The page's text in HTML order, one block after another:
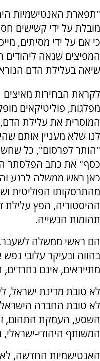
"תפארת האנטישמיות
מובלת על ידי קשישים
כי אם על ידי מסיתים,
המפיצים שנאה ליהודים
שיאה בעלילת הדם
לקראת הבחירות
מפלגות, פוליטיקאים
המוסרית את עלילת
לנו שלא מעניין אותם
"הותר לפרסום", כל
כסף" את כתב הפלסתר
כאן ראש ממשלה לרגע
מהתרסקותו הפוליטית
ההיסטוריה, הפץ עלילת
תהומות הנשייה.
הם ראשי ממשלה לשעבר,
בהווה ובעיקר עלובי
מתייראים, אינם
לא טובת מדינת ישראל,
לא טובת החברה
השסע, העמקת התהום,
המשותף היהודי-
האנטישמיות החדשה, לא